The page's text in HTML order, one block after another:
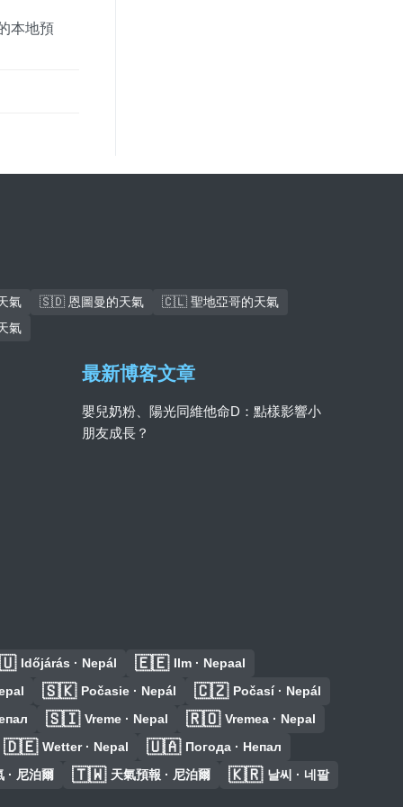
本地預
氣 🇸🇩 恩圖曼的天氣
🇨🇱 聖地亞哥的天氣
氣
最新博客文章
嬰兒奶粉、陽光同維他命D：點樣影響小
朋友成長？
Időjárás · Nepál 🇪🇪 Ilm · Nepaal
🇸🇰 Počasie · Nepál 🇨🇿 Počasí · Nepál
🇸🇮 Vreme · Nepal 🇷🇴 Vremea · Nepal
🇩🇪 Wetter · Nepal 🇺🇦 Погода · Непал
· 尼泊爾
🇹🇼 天氣預報 · 尼泊爾 🇰🇷 날씨 · 네팔